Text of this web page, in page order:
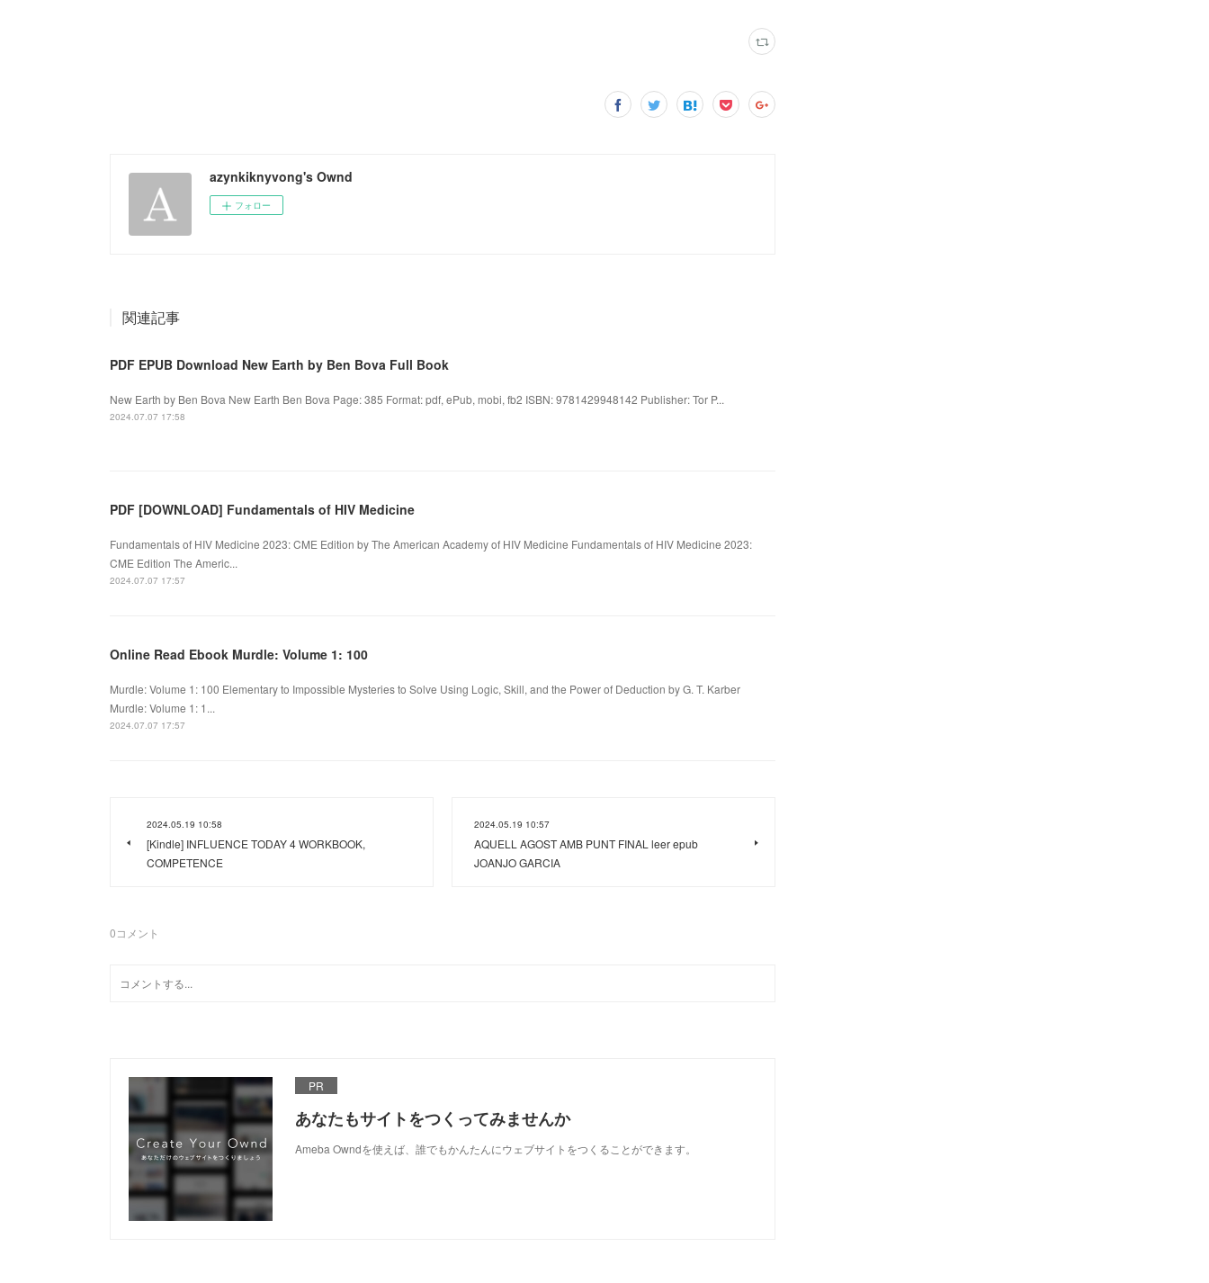
azynkiknyvong's Ownd
フォロー
関連記事
PDF EPUB Download New Earth by Ben Bova Full Book
New Earth by Ben Bova New Earth Ben Bova Page: 385 Format: pdf, ePub, mobi, fb2 ISBN: 9781429948142 Publisher: Tor P...
2024.07.07 17:58
PDF [DOWNLOAD] Fundamentals of HIV Medicine
Fundamentals of HIV Medicine 2023: CME Edition by The American Academy of HIV Medicine Fundamentals of HIV Medicine 2023:
CME Edition The Americ...
2024.07.07 17:57
Online Read Ebook Murdle: Volume 1: 100
Murdle: Volume 1: 100 Elementary to Impossible Mysteries to Solve Using Logic, Skill, and the Power of Deduction by G. T. Karber
Murdle: Volume 1: 1...
2024.07.07 17:57
2024.05.19 10:58
[Kindle] INFLUENCE TODAY 4 WORKBOOK,
COMPETENCE
2024.05.19 10:57
AQUELL AGOST AMB PUNT FINAL leer epub
JOANJO GARCIA
0コメント
PR
あなたもサイトをつくってみませんか
Ameba Owndを使えば、誰でもかんたんにウェブサイトをつくることができます。